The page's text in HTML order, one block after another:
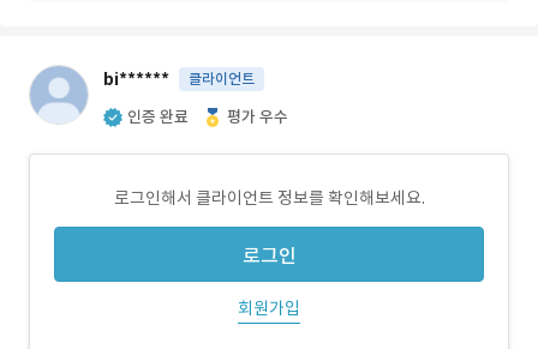
bi****** 클라이언트
인증 완료 평가 우수
로그인해서 클라이언트 정보를 확인해보세요.
로그인
회원가입